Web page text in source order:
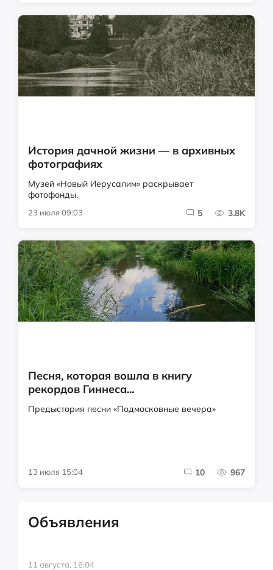
История дачной жизни — в архивных
фотографиях
Музей «Новый Иерусалим» раскрывает
фотофонды.
23 июля 09:03 5 3.8K
Песня, которая вошла в книгу
рекордов Гиннеса...
Предыстория песни «Подмосковные вечера»
13 июля 15:04 10 967
Объявления
11 августа, 16:04